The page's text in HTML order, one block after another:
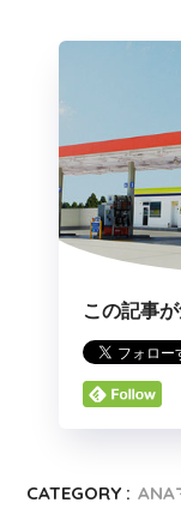
この記事
CATEGORY : ANA